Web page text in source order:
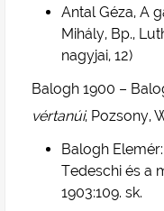
Antal Géza, A
Mihály, Bp.,
nagyjai, 12)
Balogh 1900 –
vértanúi, Pozsony,
Balogh
Tedeschi és a
1903:109. sk.